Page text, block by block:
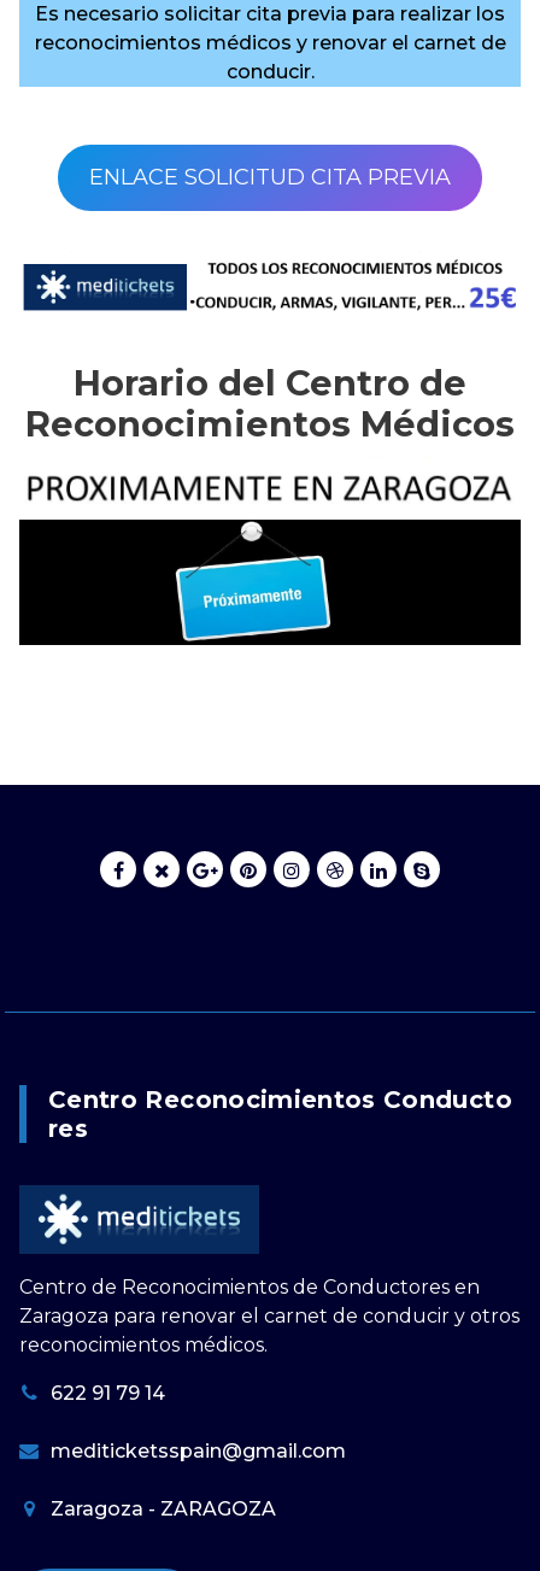
Es necesario solicitar cita previa para realizar los
reconocimientos médicos y renovar el carnet de
conducir.
ENLACE SOLICITUD CITA PREVIA
Horario del Centro de
Reconocimientos Médicos
Centro Reconocimientos Conducto
Res
Centro de Reconocimientos de Conductores en
Zaragoza para renovar el carnet de conducir y otros
reconocimientos médicos.
622 91 79 14
mediticketsspain@gmail.com
Zaragoza - ZARAGOZA